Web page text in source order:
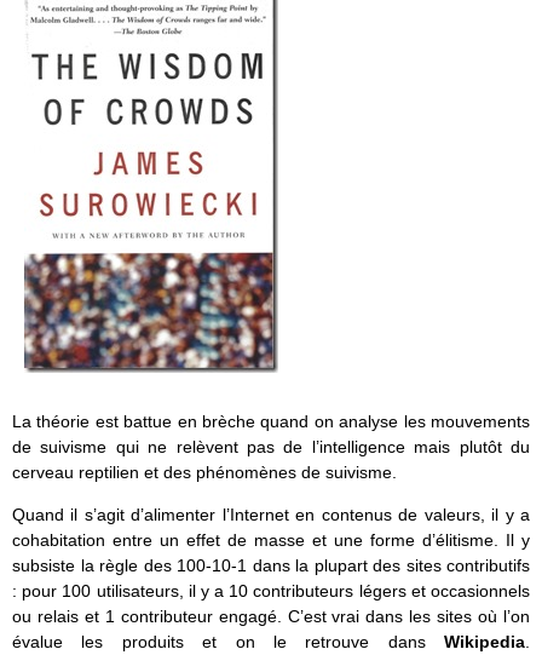
La théorie est battue en brèche quand on analyse les mouvements
de suivisme qui ne relèvent pas de l’intelligence mais plutôt du
cerveau reptilien et des phénomènes de suivisme.
Quand il s’agit d’alimenter l’Internet en contenus de valeurs, il y a
cohabitation entre un effet de masse et une forme d’élitisme. Il y
subsiste la règle des 100-10-1 dans la plupart des sites contributifs
: pour 100 utilisateurs, il y a 10 contributeurs légers et occasionnels
ou relais et 1 contributeur engagé. C’est vrai dans les sites où l’on
évalue les produits et on le retrouve dans Wikipedia